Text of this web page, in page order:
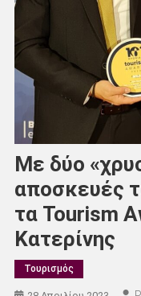
Με δύο
αποσκευές
τα Tourism
Κατερίνης
Τουρισμός